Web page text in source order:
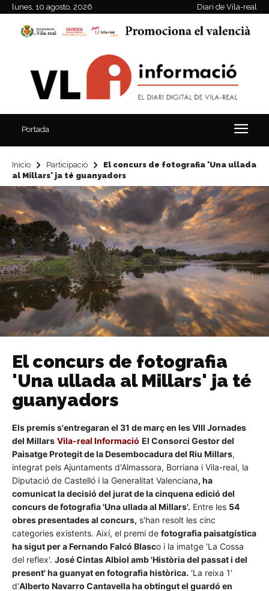
lunes, 10 agosto, 2026 Diari de Vila-real
Portada
Inicio Participació
El concurs de fotografia 'Una ullada
al Millars' ja té guanyadors
El concurs de fotografia
'Una ullada al Millars' ja té
guanyadors
Els premis s'entregaran el 31 de març en les VIII Jornades
del Millars Vila-real Informació El Consorci Gestor del
Paisatge Protegit de la Desembocadura del Riu Millars,
integrat pels Ajuntaments d'Almassora, Borriana i Vila-real, la
Diputació de Castelló i la Generalitat Valenciana, ha
comunicat la decisió del jurat de la cinquena edició del
concurs de fotografia 'Una ullada al Millars'. Entre les 54
obres presentades al concurs, s'han resolt les cinc
categories existents. Així, el premi de fotografia paisatgística
ha sigut per a Fernando Falcó Blasco i la imatge 'La Cossa
del reflex'. José Cintas Albiol amb 'Història del passat i del
present' ha guanyat en fotografia històrica. 'La reixa 1'
d'Alberto Navarro Cantavella ha obtingut el guardó en